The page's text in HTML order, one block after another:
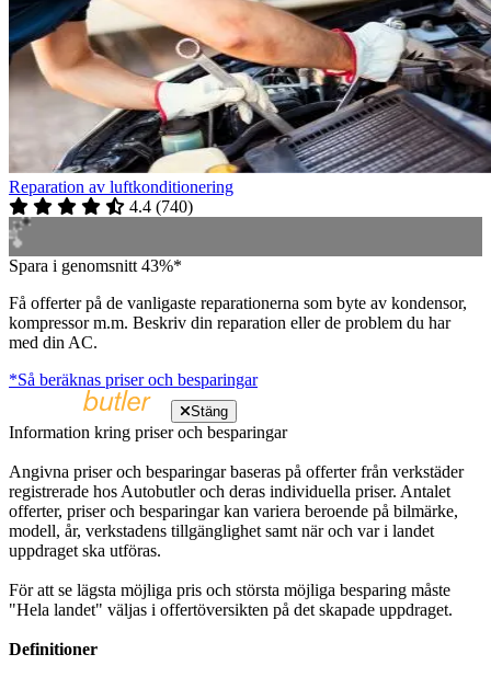
Reparation av luftkonditionering
4.4 (740)
Spara i genomsnitt 43%*
Få offerter på de vanligaste reparationerna som byte av kondensor,
kompressor m.m. Beskriv din reparation eller de problem du har
med din AC.
*Så beräknas priser och besparingar
Stäng
Information kring priser och besparingar
Angivna priser och besparingar baseras på offerter från verkstäder
registrerade hos Autobutler och deras individuella priser. Antalet
offerter, priser och besparingar kan variera beroende på bilmärke,
modell, år, verkstadens tillgänglighet samt när och var i landet
uppdraget ska utföras.
För att se lägsta möjliga pris och största möjliga besparing måste
"Hela landet" väljas i offertöversikten på det skapade uppdraget.
Definitioner